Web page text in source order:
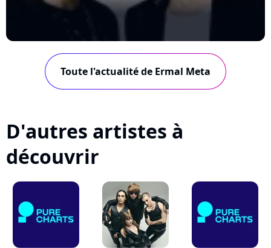
Toute l'actualité de Ermal Meta
D'autres artistes à
découvrir